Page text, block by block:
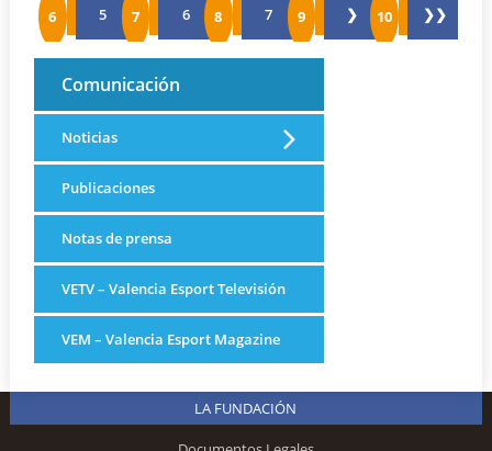
5 6 7 ❯ ❯❯
Comunicación
Noticias
Publicaciones
Notas de prensa
VETV – Valencia Esport Televisión
VEM – Valencia Esport Magazine
LA FUNDACIÓN